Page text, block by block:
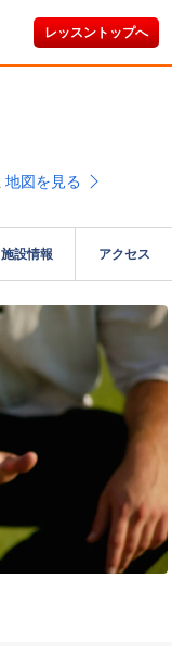
レッスントップへ
地図を見る
施設情報 アクセス